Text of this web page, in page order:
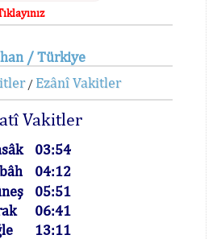
/ Türkiye
/ Ezânî Vakitler
Vakitler
03:54
04:12
05:51
06:41
13:11